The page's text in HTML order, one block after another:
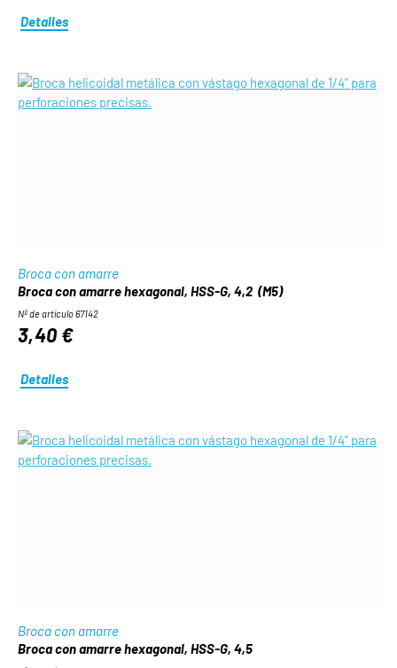
Detalles
Broca con amarre
Broca con amarre hexagonal, HSS-G, 4,2 (M5)
Nº de artículo 67142
3,40 €
Detalles
Broca con amarre
Broca con amarre hexagonal, HSS-G, 4,5